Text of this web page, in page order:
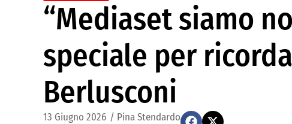
“Mediaset siamo
speciale per
Berlusconi
13 Giugno 2026 / Pina Stendardo